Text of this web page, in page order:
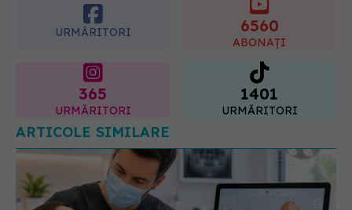
URMĂRITORI
1401
URMĂRITORI
ARTICOLE SIMILARE